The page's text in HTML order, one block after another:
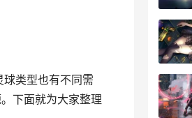
类型也有不同需
下面就为大家整理